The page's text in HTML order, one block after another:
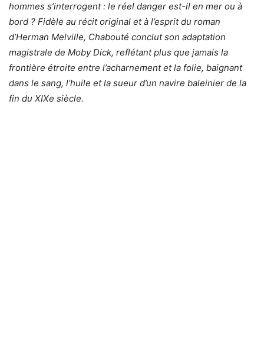
hommes s’interrogent : le réel danger est-il en mer ou à
bord ? Fidèle au récit original et à l’esprit du roman
d’Herman Melville, Chabouté conclut son adaptation
magistrale de Moby Dick, reflétant plus que jamais la
frontière étroite entre l’acharnement et la folie, baignant
dans le sang, l’huile et la sueur d’un navire baleinier de la
fin du XIXe siècle.